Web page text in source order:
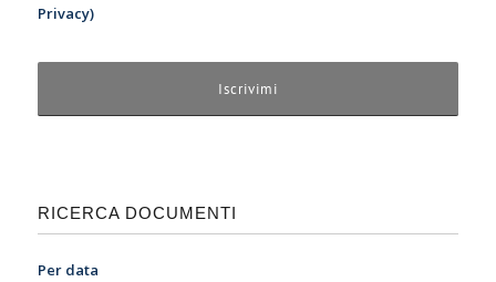
Privacy)
RICERCA DOCUMENTI
Per data